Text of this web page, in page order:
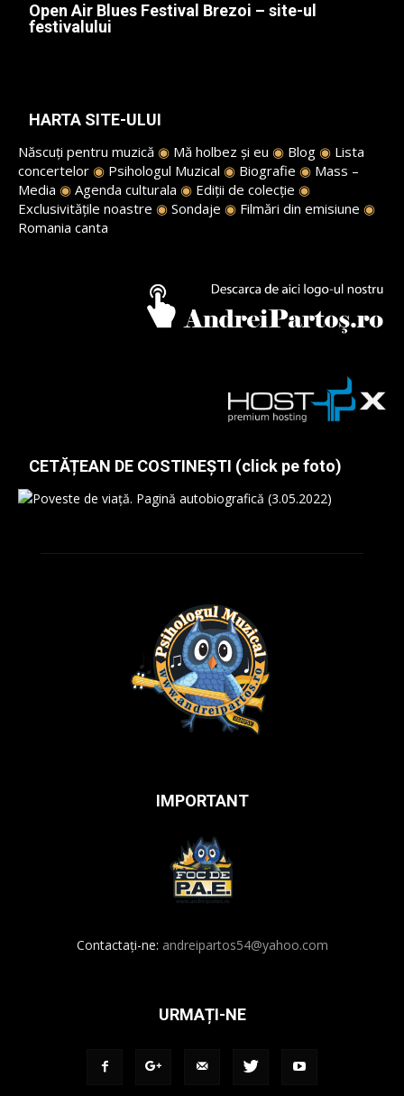
Open Air Blues Festival Brezoi – site-ul
festivalului
HARTA SITE-ULUI
Născuți pentru muzică ◉ Mă holbez și eu ◉ Blog ◉ Lista
concertelor ◉ Psihologul Muzical ◉ Biografie ◉ Mass –
Media ◉ Agenda culturala ◉ Ediții de colecție ◉
Exclusivitățile noastre ◉ Sondaje ◉ Filmări din emisiune ◉
Romania canta
CETĂȚEAN DE COSTINEȘTI (click pe foto)
IMPORTANT
Contactați-ne: andreipartos54@yahoo.com
URMAȚI-NE